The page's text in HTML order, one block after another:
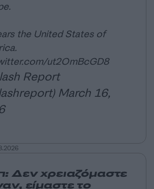
the United States of
ut2OmBcGD8
Report
March 16,
Δεν χρειαζόμαστε
είμαστε το